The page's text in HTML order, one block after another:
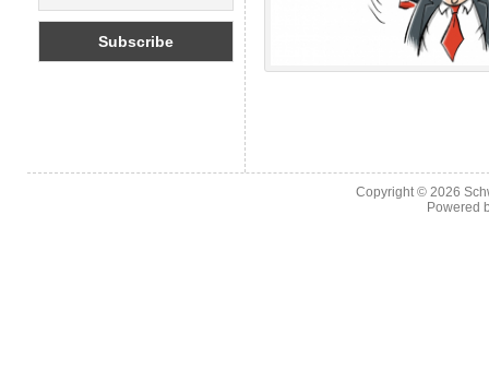
Copyright © 2026
Powered